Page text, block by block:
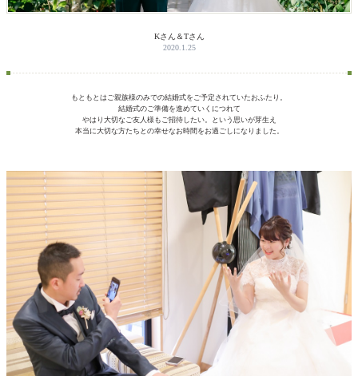
Kさん＆Tさん
2020.1.25
もともとはご親族様のみでの結婚式をご予定されていたおふたり。
結婚式のご準備を進めていくにつれて
やはり大切なご友人様もご招待したい。という思いが芽生え
本当に大切な方たちとの幸せなお時間をお過ごしになりました。